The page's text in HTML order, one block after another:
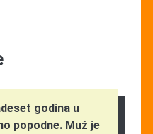
godina u
popodne. Muž je